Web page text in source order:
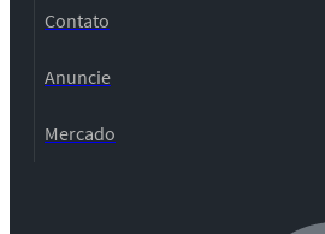
Contato
Anuncie
Mercado